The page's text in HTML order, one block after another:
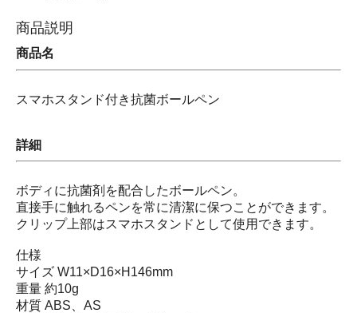
商品説明
商品名
スマホスタンド付き抗菌ボールペン
詳細
ボディに抗菌剤を配合したボールペン。
直接手に触れるペンを常に清潔に保つことができます。
クリップ上部はスマホスタンドとして使用できます。
仕様
サイズ W11×D16×H146mm
重量 約10g
材質 ABS、AS